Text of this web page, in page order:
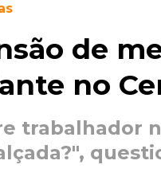
de
no
trabalhador